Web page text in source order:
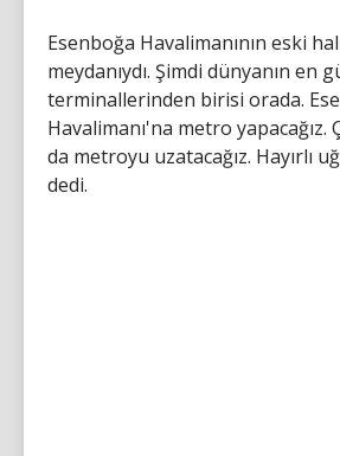
Esenboğa Havalimanının eski
meydanıydı. Şimdi dünyanın en
terminallerinden birisi orada.
Havalimanı'na metro yapacağız.
da metroyu uzatacağız. Hayırlı
dedi.